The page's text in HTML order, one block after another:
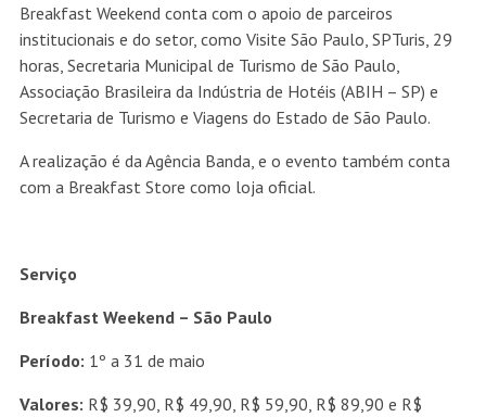
Breakfast Weekend conta com o apoio de parceiros
institucionais e do setor, como Visite São Paulo, SPTuris, 29
horas, Secretaria Municipal de Turismo de São Paulo,
Associação Brasileira da Indústria de Hotéis (ABIH – SP) e
Secretaria de Turismo e Viagens do Estado de São Paulo.
A realização é da Agência Banda, e o evento também conta
com a Breakfast Store como loja oficial.
Serviço
Breakfast Weekend – São Paulo
Período: 1º a 31 de maio
Valores: R$ 39,90, R$ 49,90, R$ 59,90, R$ 89,90 e R$